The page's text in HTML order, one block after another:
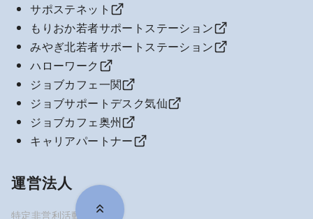
サポステネット
もりおか若者サポートステーション
みやぎ北若者サポートステーション
ハローワーク
ジョブカフェ一関
ジョブサポートデスク気仙
ジョブカフェ奥州
キャリアパートナー
運営法人